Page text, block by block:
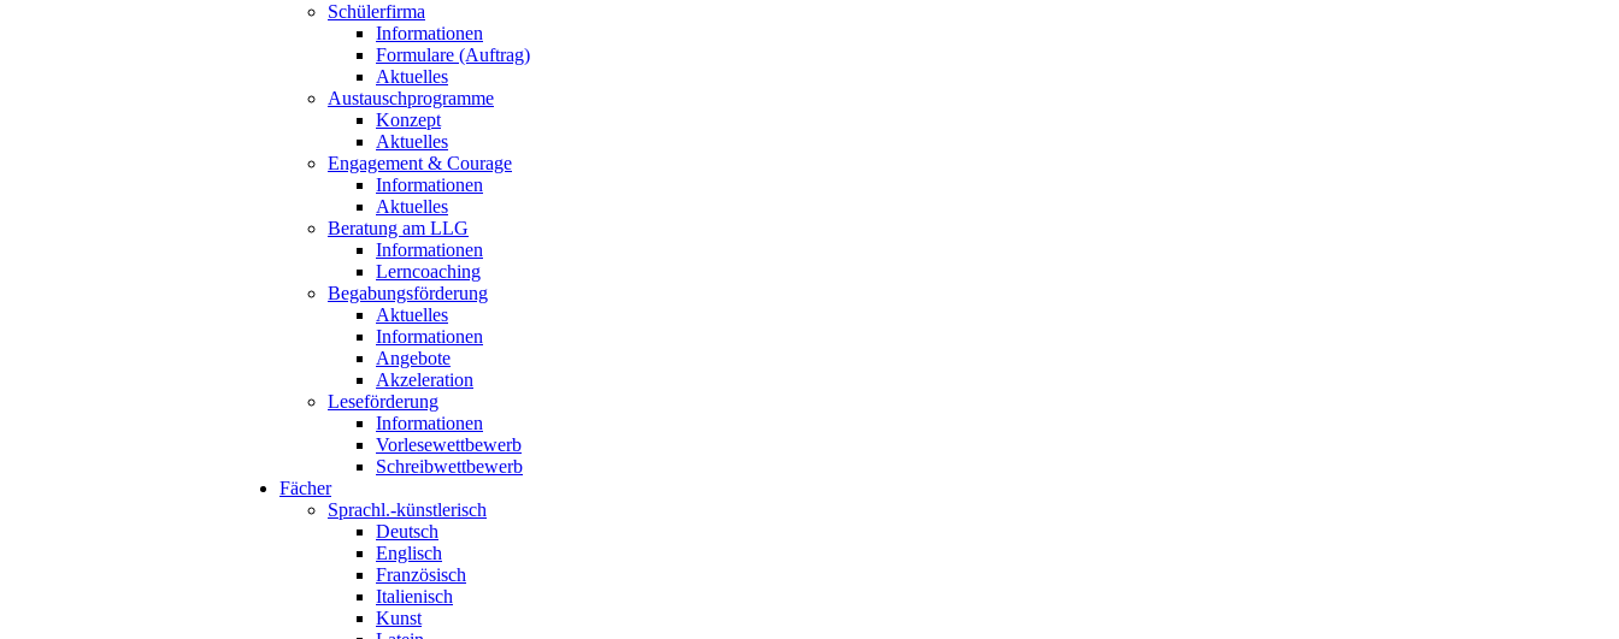
Schülerfirma
Informationen
Formulare (Auftrag)
Aktuelles
Austauschprogramme
Konzept
Aktuelles
Engagement & Courage
Informationen
Aktuelles
Beratung am LLG
Informationen
Lerncoaching
Begabungsförderung
Aktuelles
Informationen
Angebote
Akzeleration
Leseförderung
Informationen
Vorlesewettbewerb
Schreibwettbewerb
Fächer
Sprachl.-künstlerisch
Deutsch
Englisch
Französisch
Italienisch
Kunst